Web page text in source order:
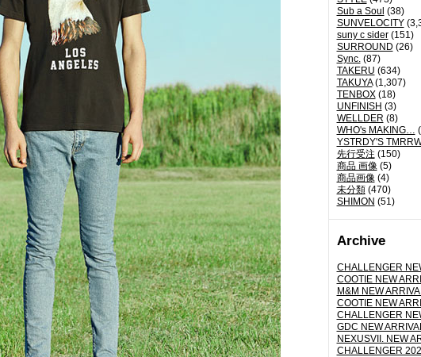
Sub a Soul (38)
SUNVELOCITY
suny c sider(151)
SURROUND (26)
Sync.(87)
TAKERU (634)
TAKUYA(1,307)
TENBOX(18)
UNFINISH (3)
WELLDER (8)
WHO's MAKING…
YSTRDY'S
先行受注 (150)
商品 画像(5)
商品画像(4)
未分類(470)
SHIMON (51)
Archive
CHALLENGER
COOTIE NEW
M&M NEW
COOTIE NEW
CHALLENGER
GDC NEW
NEXUSVII. NEW
CHALLENGER